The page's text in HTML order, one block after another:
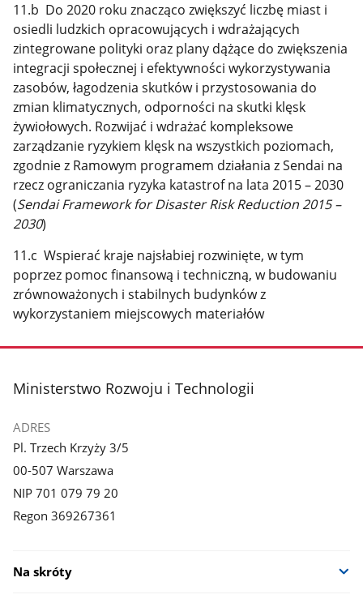
11.b Do 2020 roku znacząco zwiększyć liczbę miast i
osiedli ludzkich opracowujących i wdrażających
zintegrowane polityki oraz plany dążące do zwiększenia
integracji społecznej i efektywności wykorzystywania
zasobów, łagodzenia skutków i przystosowania do
zmian klimatycznych, odporności na skutki klęsk
żywiołowych. Rozwijać i wdrażać kompleksowe
zarządzanie ryzykiem klęsk na wszystkich poziomach,
zgodnie z Ramowym programem działania z Sendai na
rzecz ograniczania ryzyka katastrof na lata 2015 – 2030
(Sendai Framework for Disaster Risk Reduction 2015 –
2030)
11.c Wspierać kraje najsłabiej rozwinięte, w tym
poprzez pomoc finansową i techniczną, w budowaniu
zrównoważonych i stabilnych budynków z
wykorzystaniem miejscowych materiałów
stopka
Ministerstwo Rozwoju i Technologii
ADRES
Pl. Trzech Krzyży 3/5
00-507 Warszawa
NIP 701 079 79 20
Regon 369267361
Na skróty